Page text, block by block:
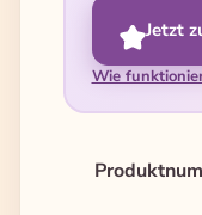
Jetzt
Wie